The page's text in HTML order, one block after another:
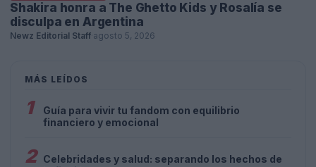
Shakira honra a The Ghetto Kids y Rosalía se
disculpa en Argentina
Newz Editorial Staff agosto 5, 2026
MÁS LEÍDOS
1
Guía para vivir tu fandom con equilibrio
financiero y emocional
2 Celebridades y salud: separando los hechos de